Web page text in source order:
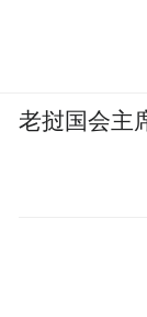
老挝国会主